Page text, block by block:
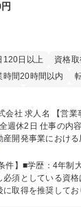
120日以上
資格取
時間20時間以内
寮・社宅あり
/三井物産グ
ィスビル、賃貸マ
開発事業におけ
等を行う営業部門
支払業務（各種
スター申請対応
件】■学歴：4年制
須としている資
取得を推奨して